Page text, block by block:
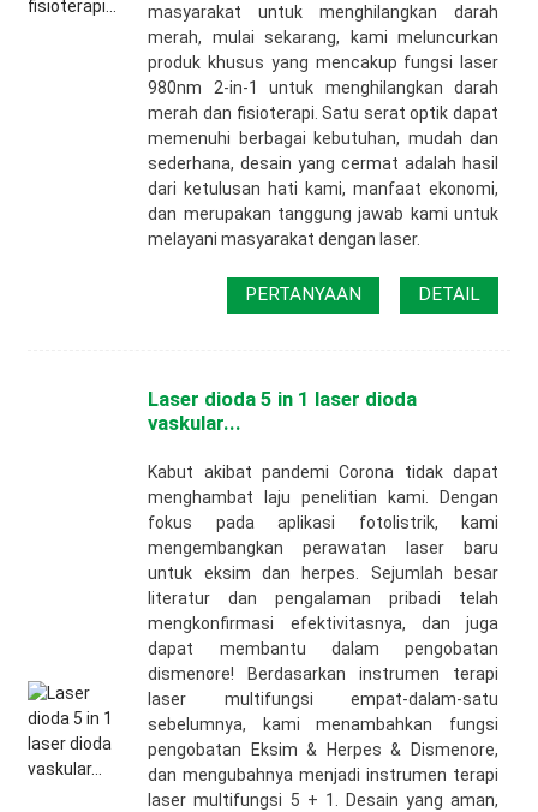
masyarakat untuk menghilangkan darah
merah, mulai sekarang, kami meluncurkan
produk khusus yang mencakup fungsi laser
980nm 2-in-1 untuk menghilangkan darah
merah dan fisioterapi. Satu serat optik dapat
memenuhi berbagai kebutuhan, mudah dan
sederhana, desain yang cermat adalah hasil
dari ketulusan hati kami, manfaat ekonomi,
dan merupakan tanggung jawab kami untuk
melayani masyarakat dengan laser.
PERTANYAAN DETAIL
Laser dioda 5 in 1 laser dioda
vaskular...
Kabut akibat pandemi Corona tidak dapat
menghambat laju penelitian kami. Dengan
fokus pada aplikasi fotolistrik, kami
mengembangkan perawatan laser baru
untuk eksim dan herpes. Sejumlah besar
literatur dan pengalaman pribadi telah
mengkonfirmasi efektivitasnya, dan juga
dapat membantu dalam pengobatan
dismenore! Berdasarkan instrumen terapi
laser multifungsi empat-dalam-satu
sebelumnya, kami menambahkan fungsi
pengobatan Eksim & Herpes & Dismenore,
dan mengubahnya menjadi instrumen terapi
laser multifungsi 5 + 1. Desain yang aman,